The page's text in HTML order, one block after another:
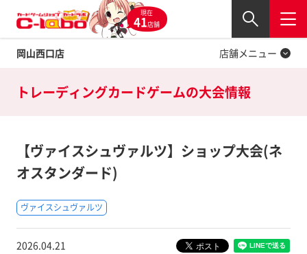
現在
41店舗
岡山西口店
閉じる
店舗メニュー
Twitter
トレーディングカードゲームの大会情報
【ヴァイスシュヴァルツ】ショップ大会(ネ
オスタンダード)
ヴァイスシュヴァルツ
2026.04.21